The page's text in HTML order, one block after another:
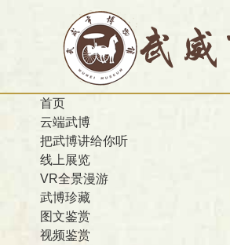
首页
云端武博
把武博讲给你听
线上展览
VR全景漫游
武博珍藏
图文鉴赏
视频鉴赏